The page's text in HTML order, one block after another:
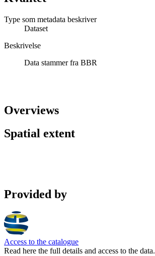
Type som metadata beskriver
Dataset
Beskrivelse
Data stammer fra BBR
Overviews
Spatial extent
Provided by
Access to the catalogue
Read here the full details and access to the data.